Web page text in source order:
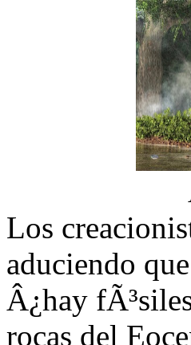
Los
aduciendo
Â¿hay
rocas del